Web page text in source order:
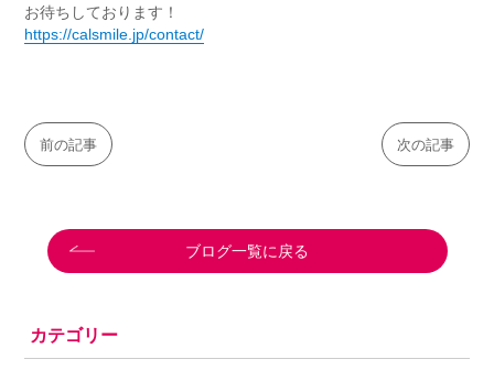
お待ちしております！
https://calsmile.jp/contact/
前の記事 次の記事
ブログ一覧に戻る
カテゴリー